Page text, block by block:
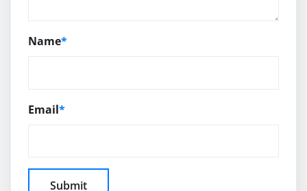
Name*
Email*